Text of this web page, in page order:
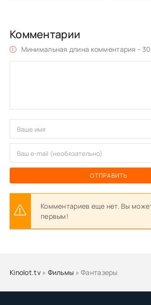
Комментарии
Минимальная длина комментария - 30
ОТПРАВИТЬ
Комментариев еще нет. Вы
первым!
Kinolot.tv» Фильмы » Фантазеры